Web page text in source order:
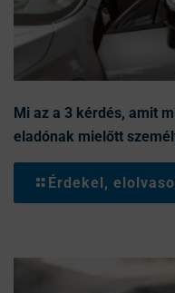
Mi az a 3 kérdés, amit
eladónak mielőtt
Érdekel,